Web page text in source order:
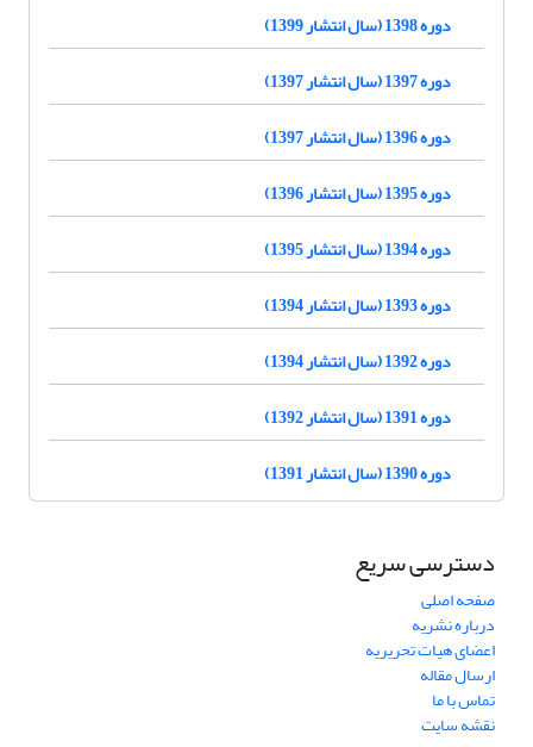
دوره 1398 (سال انتشار 1399)
دوره 1397 (سال انتشار 1397)
دوره 1396 (سال انتشار 1397)
دوره 1395 (سال انتشار 1396)
دوره 1394 (سال انتشار 1395)
دوره 1393 (سال انتشار 1394)
دوره 1392 (سال انتشار 1394)
دوره 1391 (سال انتشار 1392)
دوره 1390 (سال انتشار 1391)
دسترسی سریع
صفحه اصلی
درباره نشریه
اعضای هیات تحریریه
ارسال مقاله
تماس با ما
نقشه سایت